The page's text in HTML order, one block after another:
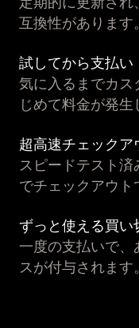
互換性があります。
試してから支払い
気に入るまでカス
じめて料金が発生
超高速チェックア
スピードテスト済
でチェックアウト
ずっと使える買い
一度の支払いで
スが付与されます